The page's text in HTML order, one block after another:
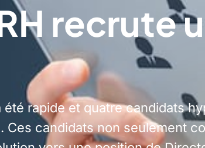
recrute
rapide et quatre candidats
Ces candidats non seulement